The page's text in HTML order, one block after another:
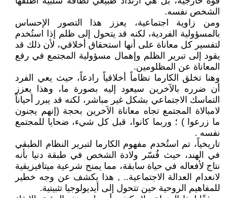
الشخص نفسه.
ومن زاوية اجتماعية، يعزز هذا التصور الإحساس
بالمسؤولية الفردية، لكنه قد يتحول إلى ظلم إذا استُخدم
لتفسير كل معاناة على أنها استحقاق أخلاقي، لأن ذلك قد
يقود إلى تبرير الظلم وإهمال مسؤولية المجتمع في رفع
المعاناة عن المظلومين.
وهنا تخلق الكارما نظاماً أخلاقياً رادعاً، حيث يعي الفرد
أن ضرره بالآخرين سيعود إليه بصورة ما، وهذا يعزز
التماسك الاجتماعي بشكل غير مباشر، لكنه قد يبرر أحياناً
لامبالاة المجتمع تجاه معاناة الآخرين بحجة (إنهم يجنون
ما زرعوا ) ؛ وربما كانوا، قبل كل شيء، ضحايا للمجتمع
نفسه .
تاريخياً، تم استُخدم مفهوم الكارما لتبرير النظام الطبقي
في الهند، حيث فُسّر ولادة الشخص في طبقة دنيا بأنه
نتاج لأفعاله في حياة سابقة، مما يمنح شرعية ميتافيزيقية
لانعدام العدالة الاجتماعية.. , هذا يكشف عن وجه خطير
للمفاهيم الروحية حين تتحول إلى أيديولوجيا تثبيتية.